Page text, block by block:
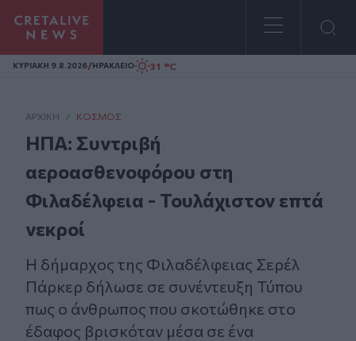
Homepage
ΚΥΡΙΑΚΗ 9.8.2026/ΗΡΑΚΛΕΙΟ 31 °C
ΑΡΧΙΚΗ / ΚΌΣΜΟΣ
ΗΠΑ: Συντριβή
αεροασθενοφόρου στη
Φιλαδέλφεια - Τουλάχιστον επτά
νεκροί
Η δήμαρχος της Φιλαδέλφειας Σερέλ
Πάρκερ δήλωσε σε συνέντευξη Τύπου
πως ο άνθρωπος που σκοτώθηκε στο
έδαφος βρισκόταν μέσα σε ένα